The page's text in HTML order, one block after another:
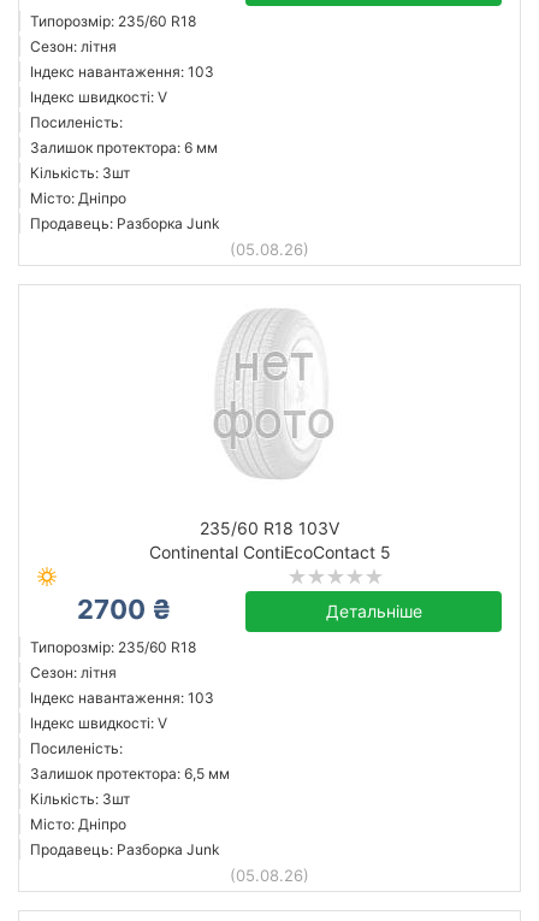
Типорозмір: 235/60 R18
Сезон: літня
Індекс навантаження: 103
Індекс швидкості: V
Посиленість:
Залишок протектора: 6 мм
Кількість: 3шт
Місто: Дніпро
Продавець: Разборка Junk
(05.08.26)
235/60 R18 103V
Continental ContiEcoContact 5
2700 ₴ Детальніше
Типорозмір: 235/60 R18
Сезон: літня
Індекс навантаження: 103
Індекс швидкості: V
Посиленість:
Залишок протектора: 6,5 мм
Кількість: 3шт
Місто: Дніпро
Продавець: Разборка Junk
(05.08.26)